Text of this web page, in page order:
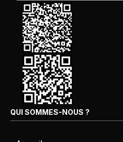
QUI SOMMES-NOUS ?